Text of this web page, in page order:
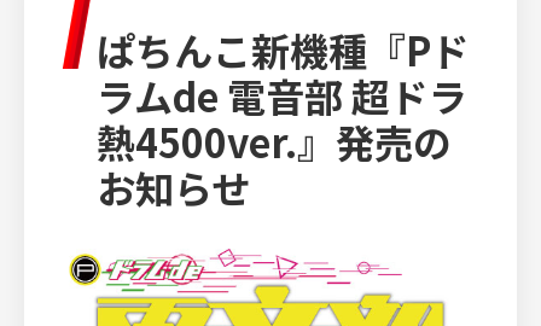
IR INFORMATION
投資家情報
RECRUIT
CULTURE
ぱちんこ新機種『Pド
ラムde 電音部 超ドラ
熱4500ver.』発売の
お知らせ